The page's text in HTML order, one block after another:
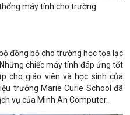
máy tính cho trường.
đồng bộ cho trường học tọa lạc
chiếc máy tính đáp ứng tốt
cho giáo viên và học sinh của
trưởng Marie Curie School đã
vụ của Minh An Computer.